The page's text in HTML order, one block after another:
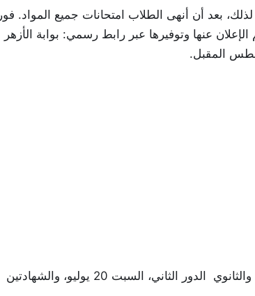
بعد أن أنهى الطلاب امتحانات جميع المواد. فور
عنها وتوفيرها عبر رابط رسمي: بوابة الأزهر
المقبل.
والثانوي الدور الثاني، السبت 20 يوليو، والشهادتين